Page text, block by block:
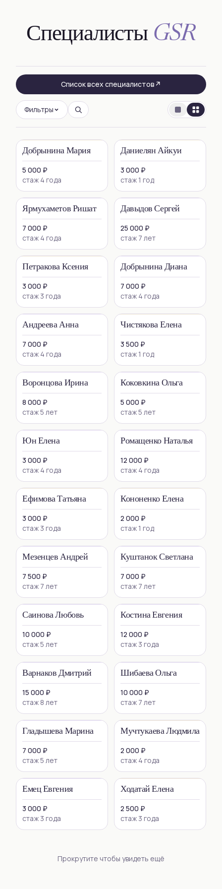
Специалисты GSR
Список всех специалистов ↗
Фильтры
Добрынина Мария
5 000 ₽
стаж 4 года
Даниелян Айкуи
3 000 ₽
стаж 1 год
Ярмухаметов Ришат
7 000 ₽
стаж 4 года
Давыдов Сергей
25 000 ₽
стаж 7 лет
Петракова Ксения
3 000 ₽
стаж 3 года
Добрынина Диана
7 000 ₽
стаж 4 года
Андреева Анна
7 000 ₽
стаж 4 года
Чистякова Елена
3 500 ₽
стаж 1 год
Воронцова Ирина
8 000 ₽
стаж 5 лет
Коковкина Ольга
5 000 ₽
стаж 5 лет
Юн Елена
3 000 ₽
стаж 4 года
Ромащенко Наталья
12 000 ₽
стаж 4 года
Ефимова Татьяна
3 000 ₽
стаж 3 года
Кононенко Елена
2 000 ₽
стаж 1 год
Мезенцев Андрей
7 500 ₽
стаж 7 лет
Куштанок Светлана
7 000 ₽
стаж 7 лет
Саинова Любовь
10 000 ₽
стаж 5 лет
Костина Евгения
12 000 ₽
стаж 3 года
Варнаков Дмитрий
15 000 ₽
стаж 8 лет
Шибаева Ольга
10 000 ₽
стаж 7 лет
Гладышева Марина
7 000 ₽
стаж 5 лет
Мучтукаева Людмила
2 000 ₽
стаж 4 года
Емец Евгения
3 000 ₽
стаж 3 года
Ходатай Елена
2 500 ₽
стаж 3 года
Прокрутите чтобы увидеть ещё